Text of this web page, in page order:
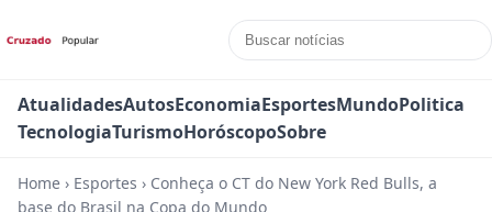
AtualidadesAutosEconomiaEsportesMundoPolitica
TecnologiaTurismoHoróscopoSobre
Home › Esportes › Conheça o CT do New York Red Bulls, a
base do Brasil na Copa do Mundo